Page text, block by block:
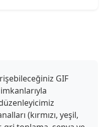
GIF
(kırmızı, yeşil,